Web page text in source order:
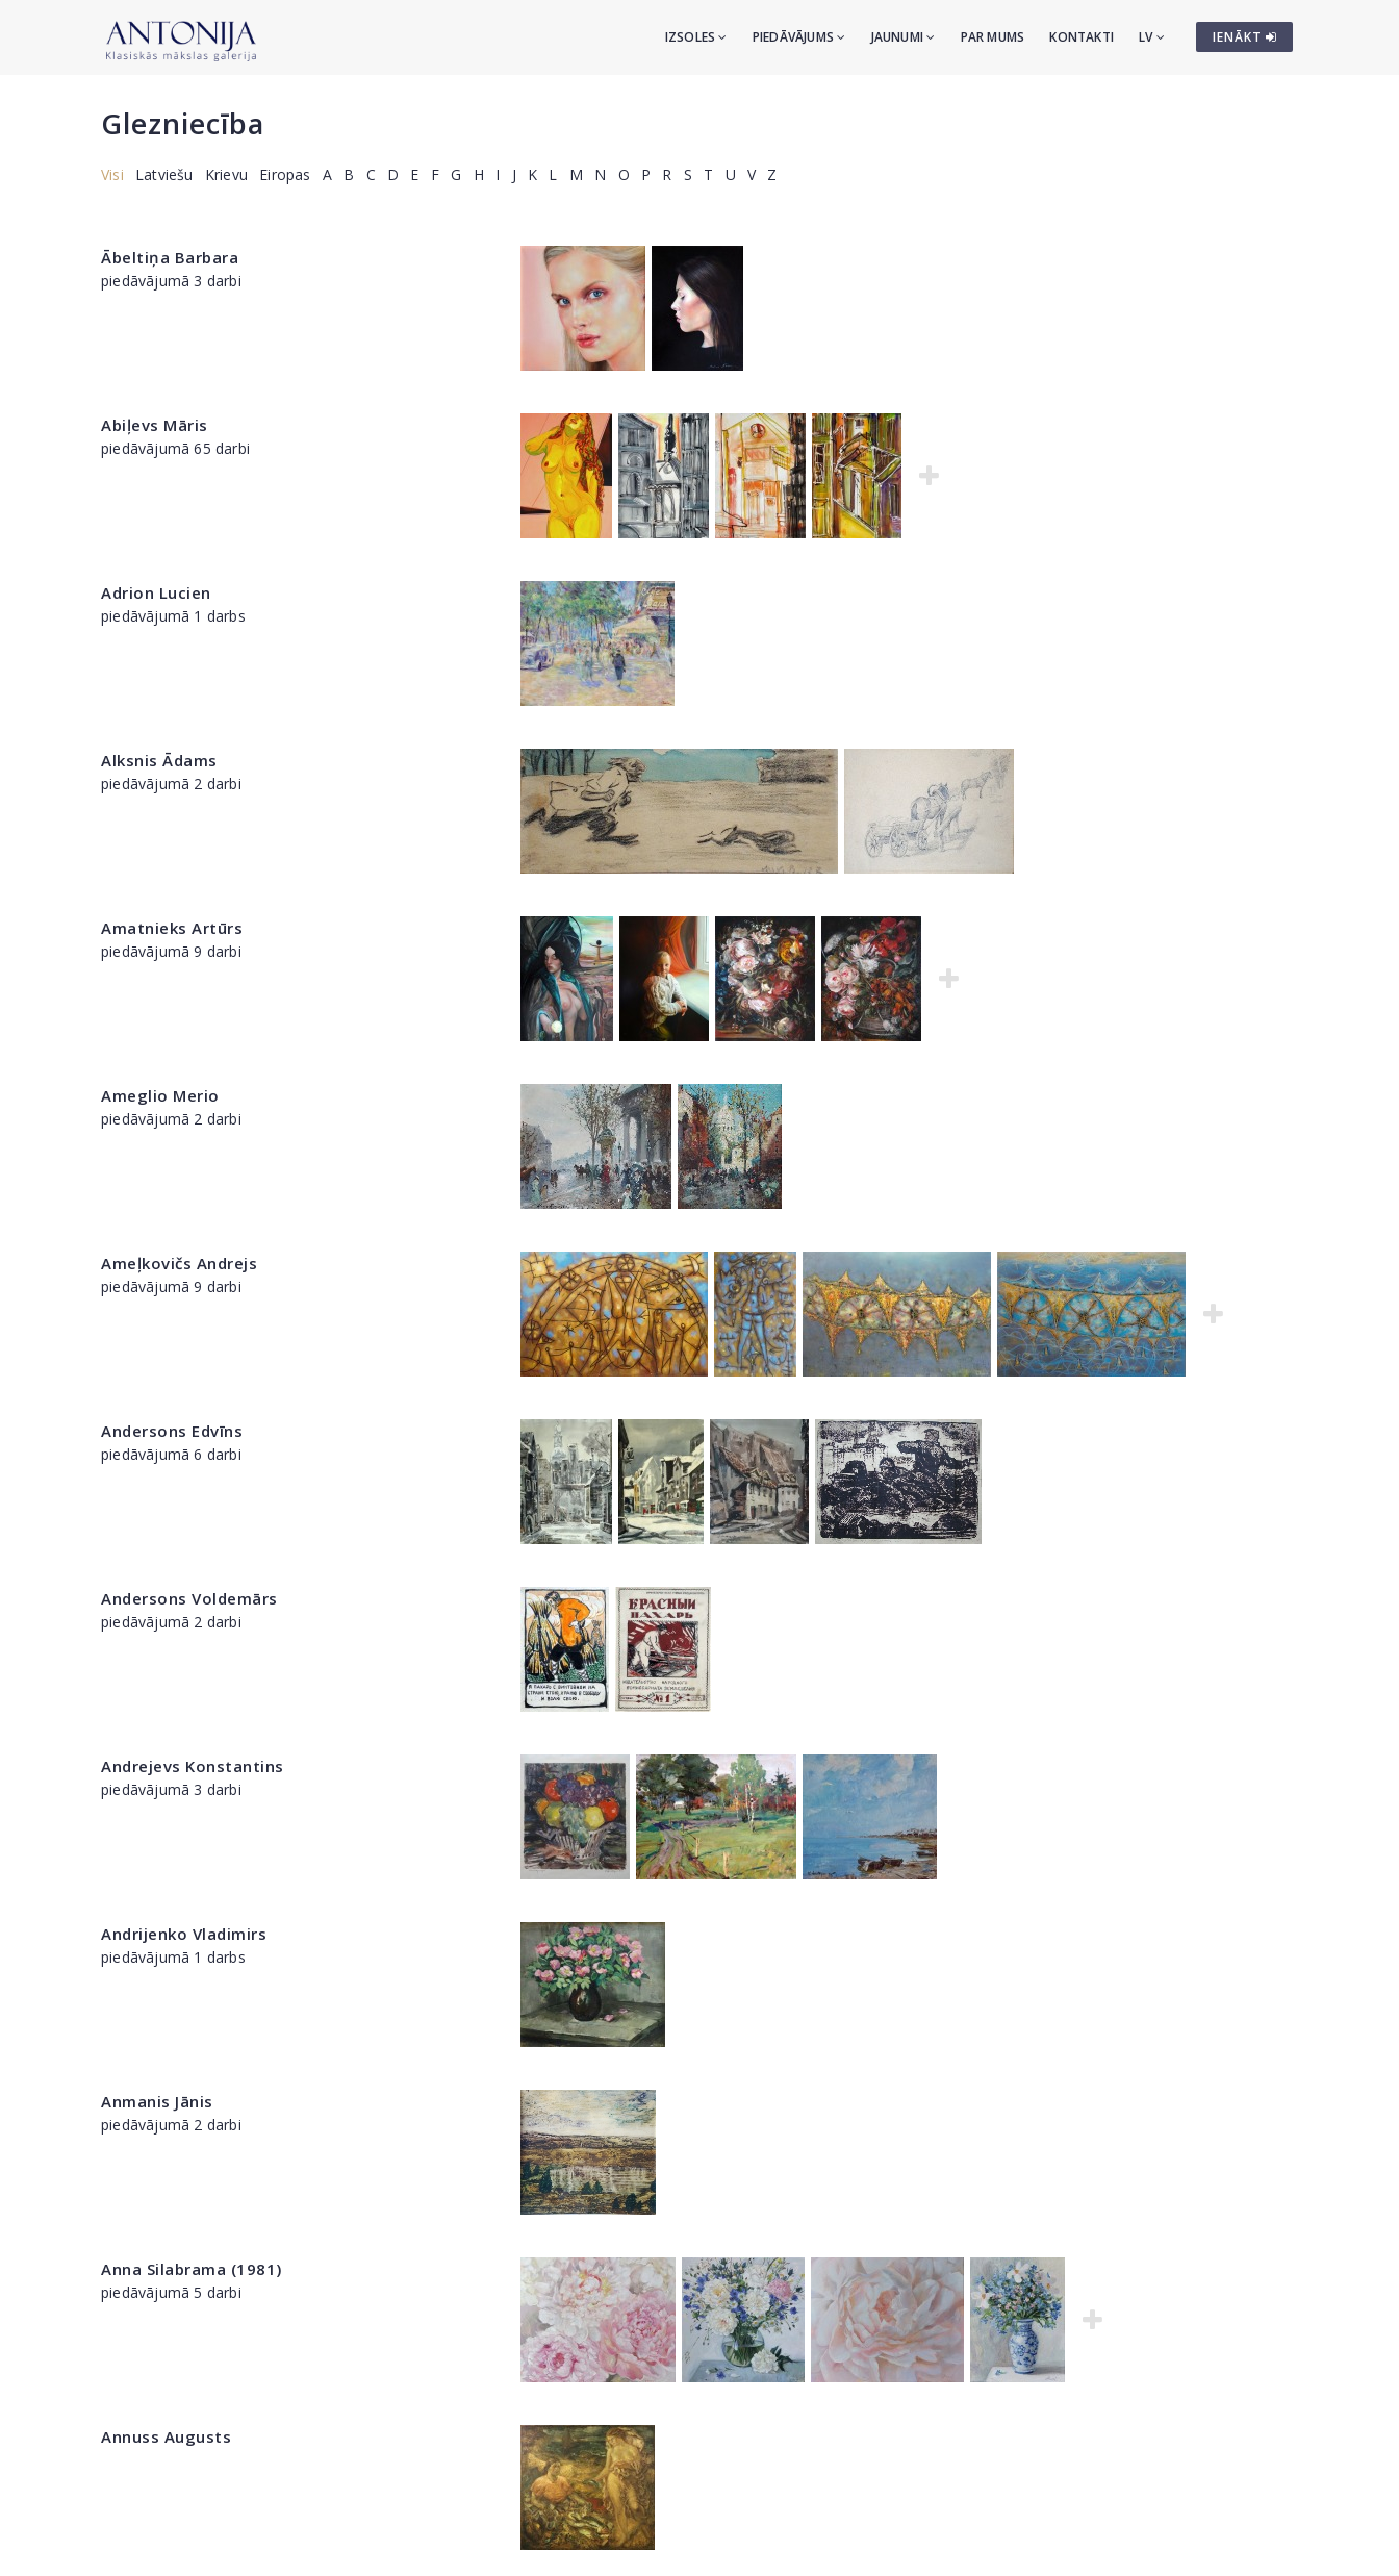
IENĀKT
IZSOLES PIEDĀVĀJUMS JAUNUMI PAR MUMS KONTAKTI LV
Glezniecība
Visi Latviešu Krievu Eiropas A B C D E F G H I J K L M N O P R S T U V Z
Ābeltiņa Barbara
piedāvājumā 3 darbi
Abiļevs Māris
piedāvājumā 65 darbi
Adrion Lucien
piedāvājumā 1 darbs
Alksnis Ādams
piedāvājumā 2 darbi
Amatnieks Artūrs
piedāvājumā 9 darbi
Ameglio Merio
piedāvājumā 2 darbi
Ameļkovičs Andrejs
piedāvājumā 9 darbi
Andersons Edvīns
piedāvājumā 6 darbi
Andersons Voldemārs
piedāvājumā 2 darbi
Andrejevs Konstantins
piedāvājumā 3 darbi
Andrijenko Vladimirs
piedāvājumā 1 darbs
Anmanis Jānis
piedāvājumā 2 darbi
Anna Silabrama (1981)
piedāvājumā 5 darbi
Annuss Augusts